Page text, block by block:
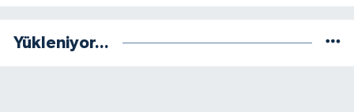
Yükleniyor...